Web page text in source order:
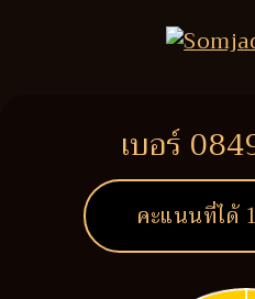
เบอร์
คะแนนที่ได้